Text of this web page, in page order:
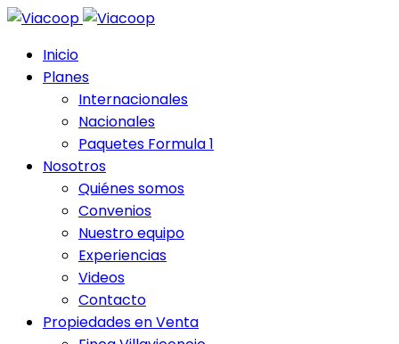
Inicio
Planes
Internacionales
Nacionales
Paquetes Formula 1
Nosotros
Quiénes somos
Convenios
Nuestro equipo
Experiencias
Videos
Contacto
Propiedades en Venta